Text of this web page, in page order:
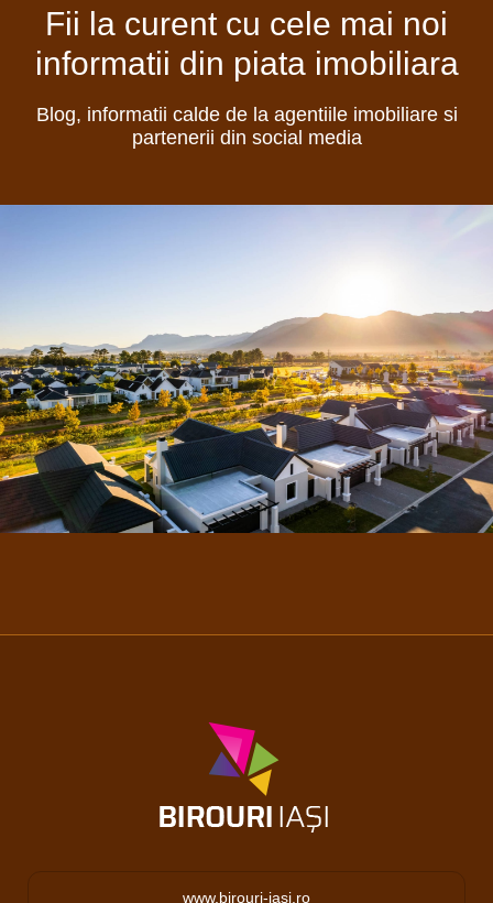
Fii la curent cu cele mai noi
informatii din piata imobiliara
Blog, informatii calde de la agentiile imobiliare si
partenerii din social media
www.birouri-iasi.ro